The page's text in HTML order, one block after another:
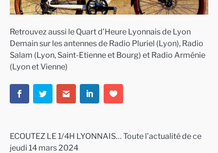
Retrouvez aussi le Quart d’Heure Lyonnais de Lyon
Demain sur les antennes de Radio Pluriel (Lyon), Radio
Salam (Lyon, Saint-Etienne et Bourg) et Radio Arménie
(Lyon et Vienne)
ECOUTEZ LE 1/4H LYONNAIS… Toute l’actualité de ce
jeudi 14 mars 2024